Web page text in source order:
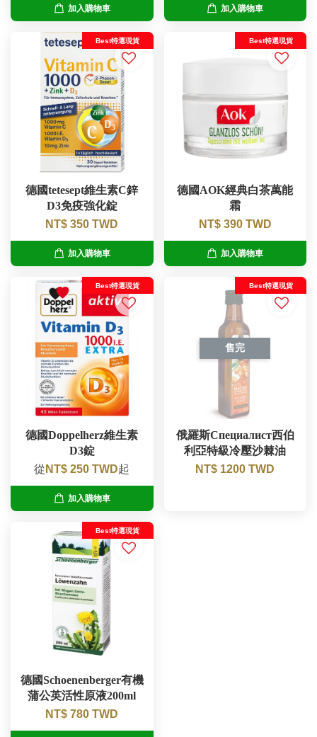
加入購物車 加入購物車
Best特選現貨
德國tetesept維生素C鋅
D3免疫強化錠
NT$ 350 TWD
加入購物車
Best特選現貨
德國AOK經典白茶萬能
霜
NT$ 390 TWD
加入購物車
Best特選現貨
德國Doppelherz維生素
D3錠
從 NT$ 250 TWD起
加入購物車
售完
Best特選現貨
俄羅斯Специалист西伯
利亞特級冷壓沙棘油
NT$ 1200 TWD
Best特選現貨
德國Schoenenberger有機
蒲公英活性原液200ml
NT$ 780 TWD